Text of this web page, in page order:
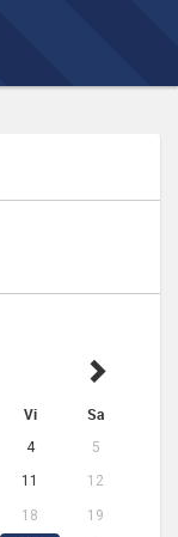
Vi Sa
4
5
11 12
18 19